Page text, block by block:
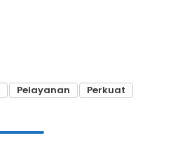
Pelayanan Perkuat